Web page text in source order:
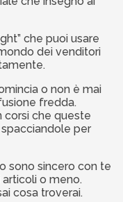
che puoi usare
dei venditori
o non è mai
fredda.
corsi che queste
per
sono sincero con te
o meno.
cosa troverai.